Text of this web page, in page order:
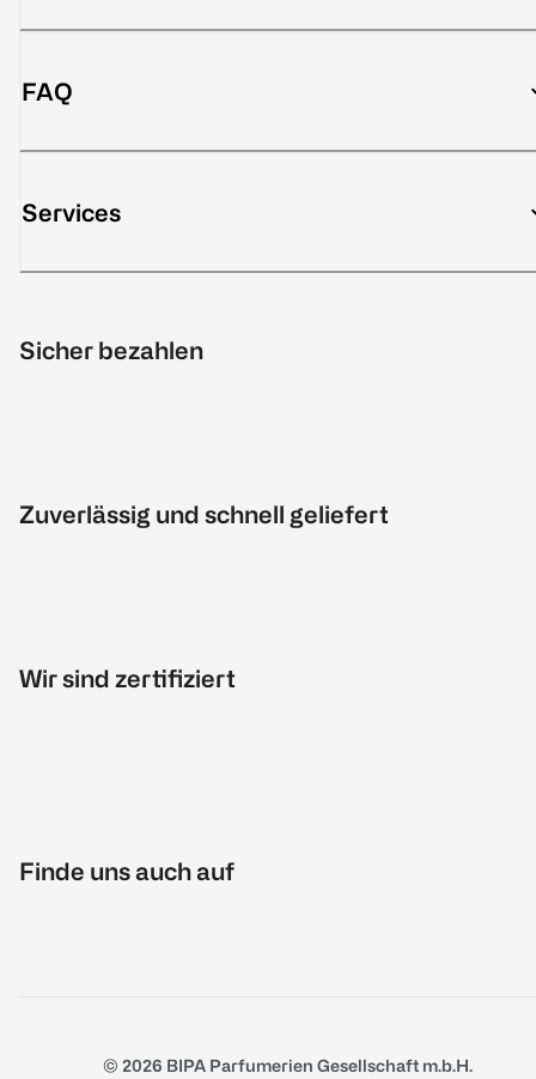
FAQ
Services
Sicher bezahlen
Zuverlässig und schnell geliefert
Wir sind zertifiziert
Finde uns auch auf
© 2026 BIPA Parfumerien Gesellschaft m.b.H.